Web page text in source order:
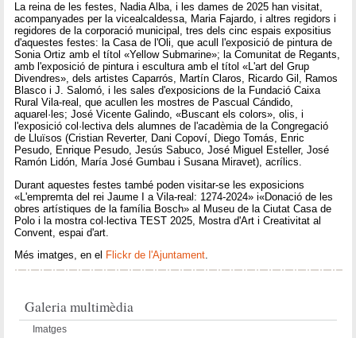
La reina de les festes, Nadia Alba, i les dames de 2025 han visitat,
acompanyades per la vicealcaldessa, Maria Fajardo, i altres regidors i
regidores de la corporació municipal, tres dels cinc espais expositius
d'aquestes festes: la Casa de l'Oli, que acull l'exposició de pintura de
Sonia Ortiz amb el títol «Yellow Submarine»; la Comunitat de Regants,
amb l'exposició de pintura i escultura amb el títol «L'art del Grup
Divendres», dels artistes Caparrós, Martín Claros, Ricardo Gil, Ramos
Blasco i J. Salomó, i les sales d'exposicions de la Fundació Caixa
Rural Vila-real, que acullen les mostres de Pascual Cándido,
aquarel·les; José Vicente Galindo, «Buscant els colors», olis, i
l'exposició col·lectiva dels alumnes de l'acadèmia de la Congregació
de Lluïsos (Cristian Reverter, Dani Copoví, Diego Tomás, Enric
Pesudo, Enrique Pesudo, Jesús Sabuco, José Miguel Esteller, José
Ramón Lidón, María José Gumbau i Susana Miravet), acrílics.
Durant aquestes festes també poden visitar-se les exposicions
«L'empremta del rei Jaume I a Vila-real: 1274-2024» i«Donació de les
obres artístiques de la família Bosch» al Museu de la Ciutat Casa de
Polo i la mostra col·lectiva TEST 2025, Mostra d'Art i Creativitat al
Convent, espai d'art.
Més imatges, en el Flickr de l'Ajuntament
Galeria multimèdia
Imatges